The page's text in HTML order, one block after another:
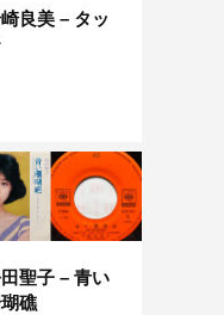
良美 – タッ
聖子 – 青い
礁